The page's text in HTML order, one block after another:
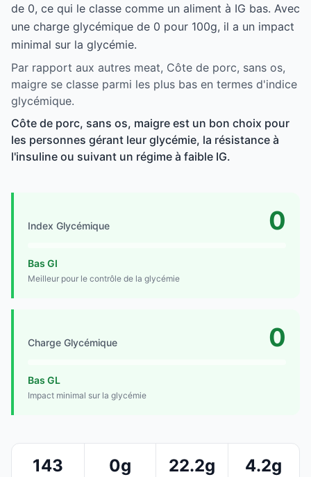
de 0, ce qui le classe comme un aliment à IG bas. Avec
une charge glycémique de 0 pour 100g, il a un impact
minimal sur la glycémie.
Par rapport aux autres meat, Côte de porc, sans os,
maigre se classe parmi les plus bas en termes d'indice
glycémique.
Côte de porc, sans os, maigre est un bon choix pour
les personnes gérant leur glycémie, la résistance à
l'insuline ou suivant un régime à faible IG.
Index Glycémique 0
Bas GI
Meilleur pour le contrôle de la glycémie
Charge Glycémique 0
Bas GL
Impact minimal sur la glycémie
143 0g 22.2g 4.2g